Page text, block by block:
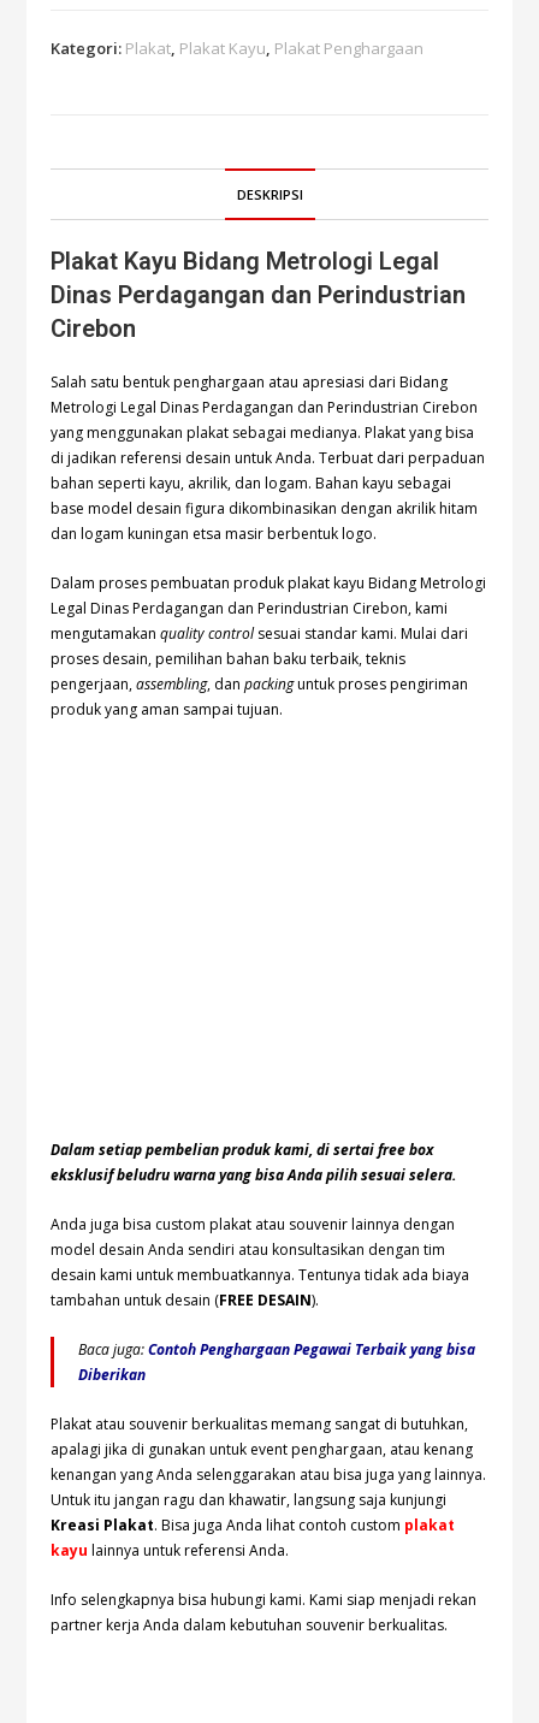
Kategori: Plakat, Plakat Kayu, Plakat Penghargaan
DESKRIPSI
Plakat Kayu Bidang Metrologi Legal
Dinas Perdagangan dan Perindustrian
Cirebon
Salah satu bentuk penghargaan atau apresiasi dari Bidang
Metrologi Legal Dinas Perdagangan dan Perindustrian Cirebon
yang menggunakan plakat sebagai medianya. Plakat yang bisa
di jadikan referensi desain untuk Anda. Terbuat dari perpaduan
bahan seperti kayu, akrilik, dan logam. Bahan kayu sebagai
base model desain figura dikombinasikan dengan akrilik hitam
dan logam kuningan etsa masir berbentuk logo.
Dalam proses pembuatan produk plakat kayu Bidang Metrologi
Legal Dinas Perdagangan dan Perindustrian Cirebon, kami
mengutamakanquality controlsesuai standar kami. Mulai dari
proses desain, pemilihan bahan baku terbaik, teknis
pengerjaan,assembling, danpackinguntuk proses pengiriman
produk yang aman sampai tujuan.
Dalam setiap pembelian produk kami, di sertai free box
eksklusif beludru warna yang bisa Anda pilih sesuai selera.
Anda juga bisa custom plakat atau souvenir lainnya dengan
model desain Anda sendiri atau konsultasikan dengan tim
desain kami untuk membuatkannya. Tentunya tidak ada biaya
tambahan untuk desain (FREE DESAIN).
Baca juga:Contoh Penghargaan Pegawai Terbaik yang bisa
Diberikan
Plakat atau souvenir berkualitas memang sangat di butuhkan,
apalagi jika di gunakan untuk event penghargaan, atau kenang
kenangan yang Anda selenggarakan atau bisa juga yang lainnya.
Untuk itu jangan ragu dan khawatir, langsung saja kunjungi
Kreasi Plakat. Bisa juga Anda lihat contoh custom plakat
kayu lainnya untuk referensi Anda.
Info selengkapnya bisa hubungikami. Kami siap menjadi rekan
partner kerja Anda dalam kebutuhan souvenir berkualitas.